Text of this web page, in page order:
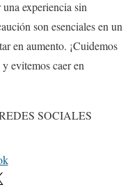
experiencia sin
son esenciales en un
en aumento. ¡Cuidemos
evitemos caer en
SOCIALES